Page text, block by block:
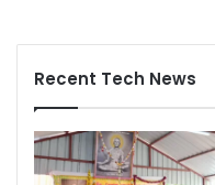
Recent Tech News